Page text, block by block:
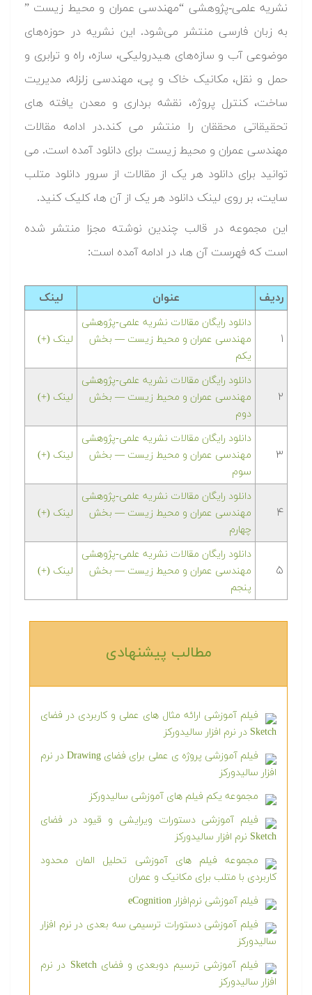
نشریه علمی-پژوهشی “مهندسی عمران و محیط زیست ”
به زبان فارسی منتشر می‌شود. این نشریه در حوزه‌های
موضوعی آب و سازه‌های هیدرولیکی، سازه، راه و ترابری و
حمل و نقل، مکانیک خاک و پی، مهندسی زلزله، مدیریت
ساخت، کنترل پروژه، نقشه برداری و معدن یافته های
تحقیقاتی محققان را منتشر می کند.در ادامه مقالات
مهندسی عمران و محیط زیست برای دانلود آمده است. می
توانید برای دانلود هر یک از مقالات از سرور دانلود متلب
سایت، بر روی لینک دانلود هر یک از آن ها، کلیک کنید.
این مجموعه در قالب چندین نوشته مجزا منتشر شده
است که فهرست آن ها، در ادامه آمده است:
ردیف عنوان لینک
۱
دانلود رایگان مقالات نشریه علمی-پژوهشی
مهندسی عمران و محیط زیست — بخش
یکم
لینک (+)
۲
دانلود رایگان مقالات نشریه علمی-پژوهشی
مهندسی عمران و محیط زیست — بخش
دوم
لینک (+)
۳
دانلود رایگان مقالات نشریه علمی-پژوهشی
مهندسی عمران و محیط زیست — بخش
سوم
لینک (+)
۴
دانلود رایگان مقالات نشریه علمی-پژوهشی
مهندسی عمران و محیط زیست — بخش
چهارم
لینک (+)
۵
دانلود رایگان مقالات نشریه علمی-پژوهشی
مهندسی عمران و محیط زیست — بخش
پنجم
لینک (+)
مطالب پیشنهادی‎
فیلم آموزشی ارائه مثال های عملی و کاربردی در فضای
Sketch در نرم افزار سالیدورکز
فیلم آموزشی پروژه ی عملی برای فضای Drawing در نرم
افزار سالیدورکز
مجموعه یکم فیلم های آموزشی سالیدورکز
فیلم آموزشی دستورات ویرایشی و قیود در فضای
Sketch نرم افزار سالیدورکز
مجموعه فیلم های آموزشی تحلیل المان محدود
کاربردی با متلب برای مکانیک و عمران
فیلم آموزشی نرم‌افزار eCognition
فیلم آموزشی دستورات ترسیمی سه بعدی در نرم افزار
سالیدورکز
فیلم آموزشی ترسیم دوبعدی و فضای Sketch در نرم
افزار سالیدورکز